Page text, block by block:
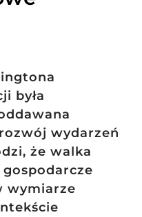
była
wydarzeń
że walka
wymiarze